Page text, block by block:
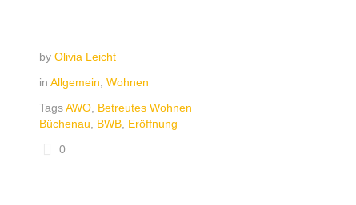
by Olivia Leicht
in Allgemein, Wohnen
TagsAWO, Betreutes Wohnen
Büchenau, BWB, Eröffnung
0